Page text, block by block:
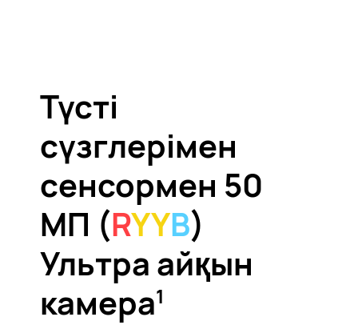
Түсті
сүзглерімен
сенсормен 50
МП (RYYB)
Ультра айқын
камера⁠1